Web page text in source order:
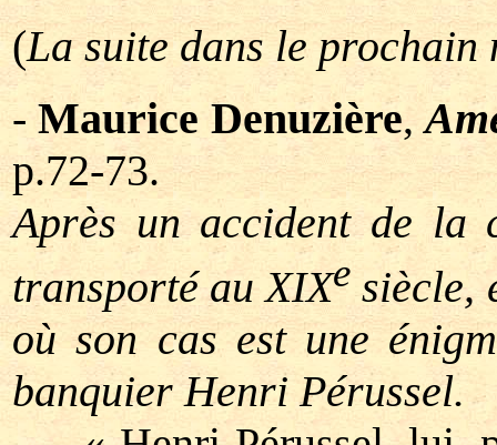
(La suite dans le prochain
-Maurice Denuzière,
p.72-73.
Après un accident de la
transporté au XIXesiècle,
où son cas est une
banquier Henri Pérussel.